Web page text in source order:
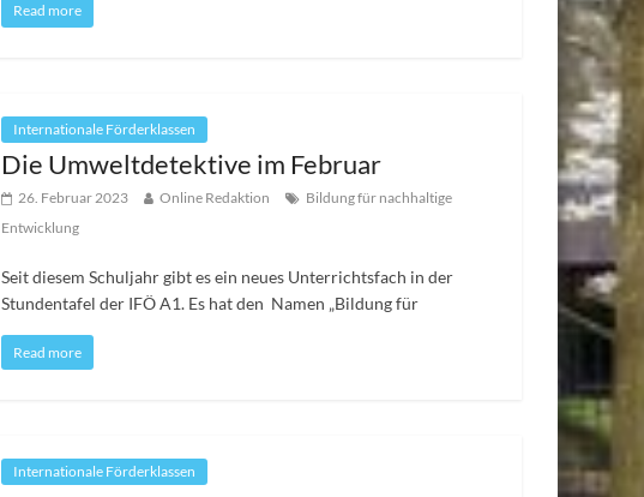
Read more
Internationale Förderklassen
Die Umweltdetektive im Februar
26. Februar 2023 Online Redaktion
Bildung für nachhaltige
Entwicklung
Seit diesem Schuljahr gibt es ein neues Unterrichtsfach in der
Stundentafel der IFÖ A1. Es hat den Namen „Bildung für
Read more
Internationale Förderklassen